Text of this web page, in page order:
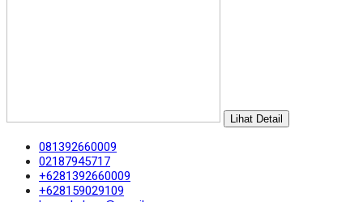
Lihat Detail
081392660009
02187945717
+6281392660009
+628159029109